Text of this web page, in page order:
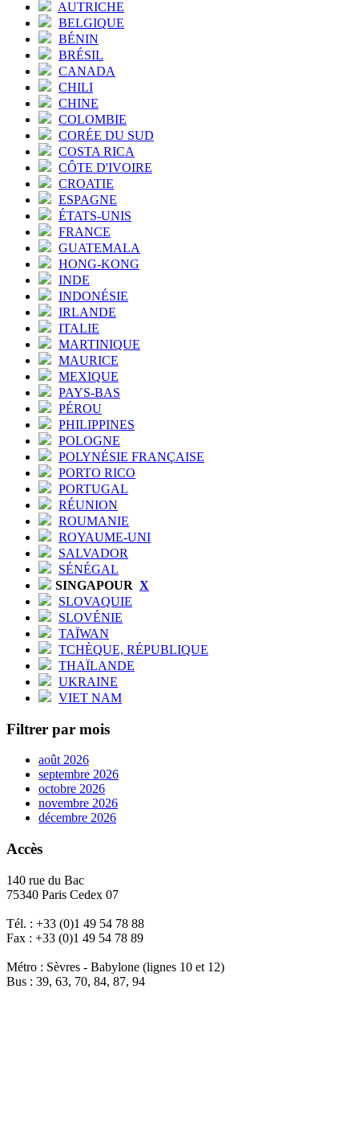
AUTRICHE
BELGIQUE
BÉNIN
BRÉSIL
CANADA
CHILI
CHINE
COLOMBIE
CORÉE DU SUD
COSTA RICA
CÔTE D'IVOIRE
CROATIE
ESPAGNE
ÉTATS-UNIS
FRANCE
GUATEMALA
HONG-KONG
INDE
INDONÉSIE
IRLANDE
ITALIE
MARTINIQUE
MAURICE
MEXIQUE
PAYS-BAS
PÉROU
PHILIPPINES
POLOGNE
POLYNÉSIE FRANÇAISE
PORTO RICO
PORTUGAL
RÉUNION
ROUMANIE
ROYAUME-UNI
SALVADOR
SÉNÉGAL
SINGAPOUR X
SLOVAQUIE
SLOVÉNIE
TAÏWAN
TCHÈQUE, RÉPUBLIQUE
THAÏLANDE
UKRAINE
VIET NAM
Filtrer par mois
août 2026
septembre 2026
octobre 2026
novembre 2026
décembre 2026
Accès
140 rue du Bac
75340 Paris Cedex 07
Tél. : +33 (0)1 49 54 78 88
Fax : +33 (0)1 49 54 78 89
Métro : Sèvres - Babylone (lignes 10 et 12)
Bus : 39, 63, 70, 84, 87, 94